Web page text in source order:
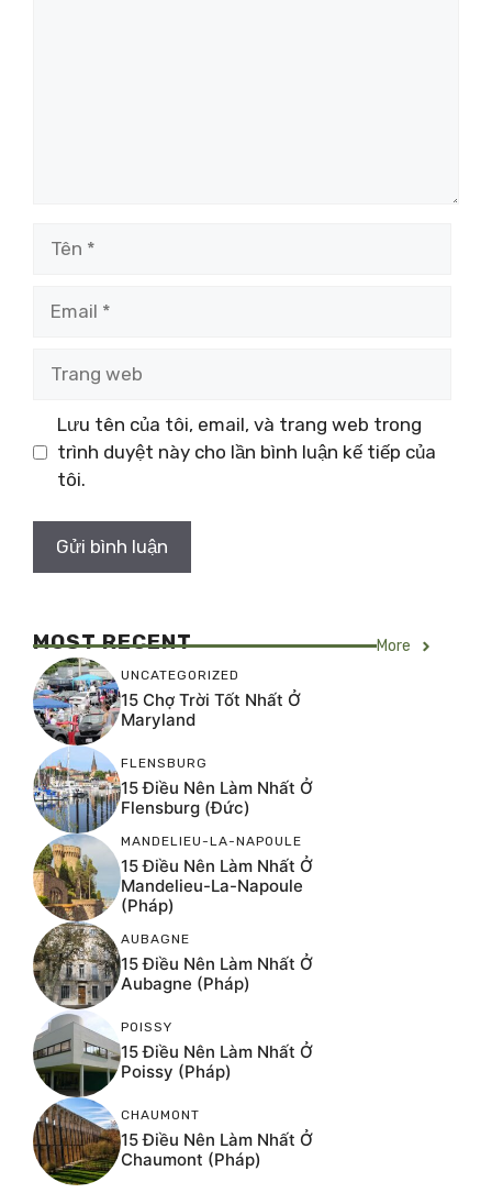
web
Lưu tên của tôi, email, và trang web trong
trình duyệt này cho lần bình luận kế tiếp của
tôi.
MOST RECENT More
UNCATEGORIZED
15 Chợ Trời Tốt Nhất Ở
Maryland
FLENSBURG
15 Điều Nên Làm Nhất Ở
Flensburg (Đức)
MANDELIEU-LA-NAPOULE
15 Điều Nên Làm Nhất Ở
Mandelieu-La-Napoule
(Pháp)
AUBAGNE
15 Điều Nên Làm Nhất Ở
Aubagne (Pháp)
POISSY
15 Điều Nên Làm Nhất Ở
Poissy (Pháp)
CHAUMONT
15 Điều Nên Làm Nhất Ở
Chaumont (Pháp)